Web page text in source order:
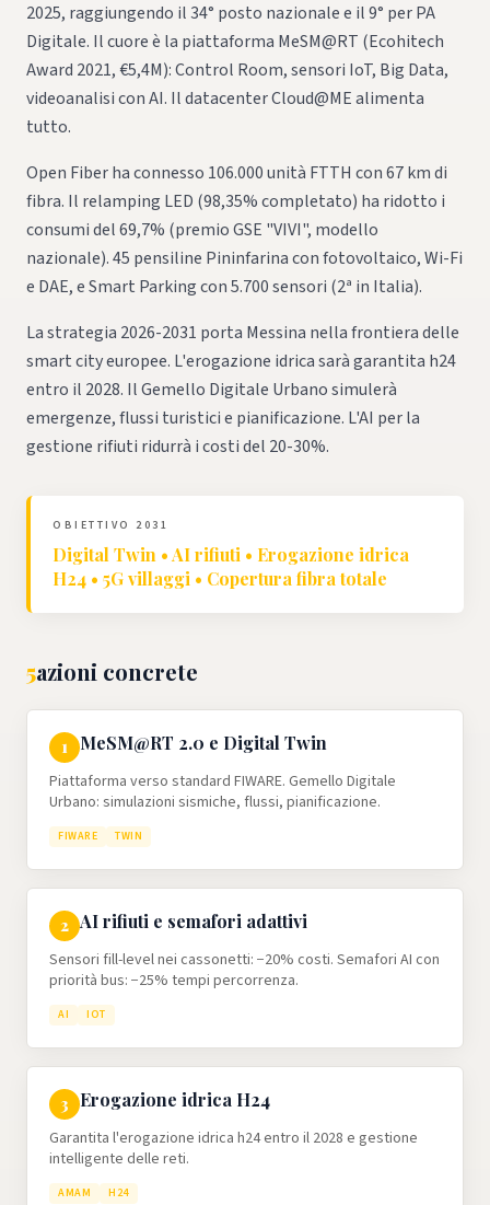
2025, raggiungendo il 34° posto nazionale e il 9° per PA
Digitale. Il cuore è la piattaforma MeSM@RT (Ecohitech
Award 2021, €5,4M): Control Room, sensori IoT, Big Data,
videoanalisi con AI. Il datacenter Cloud@ME alimenta
tutto.
Open Fiber ha connesso 106.000 unità FTTH con 67 km di
fibra. Il relamping LED (98,35% completato) ha ridotto i
consumi del 69,7% (premio GSE "VIVI", modello
nazionale). 45 pensiline Pininfarina con fotovoltaico, Wi-Fi
e DAE, e Smart Parking con 5.700 sensori (2ª in Italia).
La strategia 2026-2031 porta Messina nella frontiera delle
smart city europee. L'erogazione idrica sarà garantita h24
entro il 2028. Il Gemello Digitale Urbano simulerà
emergenze, flussi turistici e pianificazione. L'AI per la
gestione rifiuti ridurrà i costi del 20-30%.
OBIETTIVO 2031
Digital Twin • AI rifiuti • Erogazione idrica
H24 • 5G villaggi • Copertura fibra totale
5azioni concrete
1 MeSM@RT 2.0 e Digital Twin
Piattaforma verso standard FIWARE. Gemello Digitale
Urbano: simulazioni sismiche, flussi, pianificazione.
FIWARE TWIN
2 AI rifiuti e semafori adattivi
Sensori fill-level nei cassonetti: −20% costi. Semafori AI con
priorità bus: −25% tempi percorrenza.
AI IOT
3 Erogazione idrica H24
Garantita l'erogazione idrica h24 entro il 2028 e gestione
intelligente delle reti.
AMAM H24